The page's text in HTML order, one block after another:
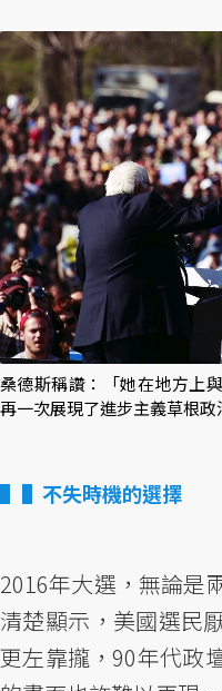
桑德斯稱讚：「她在地方上
再一次展現了進步主義草根
▌不失時機的選擇
2016年大選，無論是
清楚顯示，美國選民
更左靠攏，90年代政